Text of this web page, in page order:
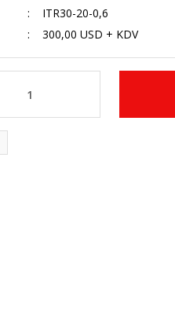
ITR30-20-0,6
300,00 USD + KDV